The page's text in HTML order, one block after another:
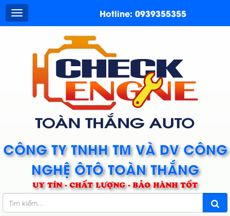
CÔNG TY TNHH TM VÀ DV CÔNG
NGHỆ ÔTÔ TOÀN THẮNG
UY TÍN - CHẤT LƯỢNG - BẢO HÀNH TỐT
Hotline: 0939355355